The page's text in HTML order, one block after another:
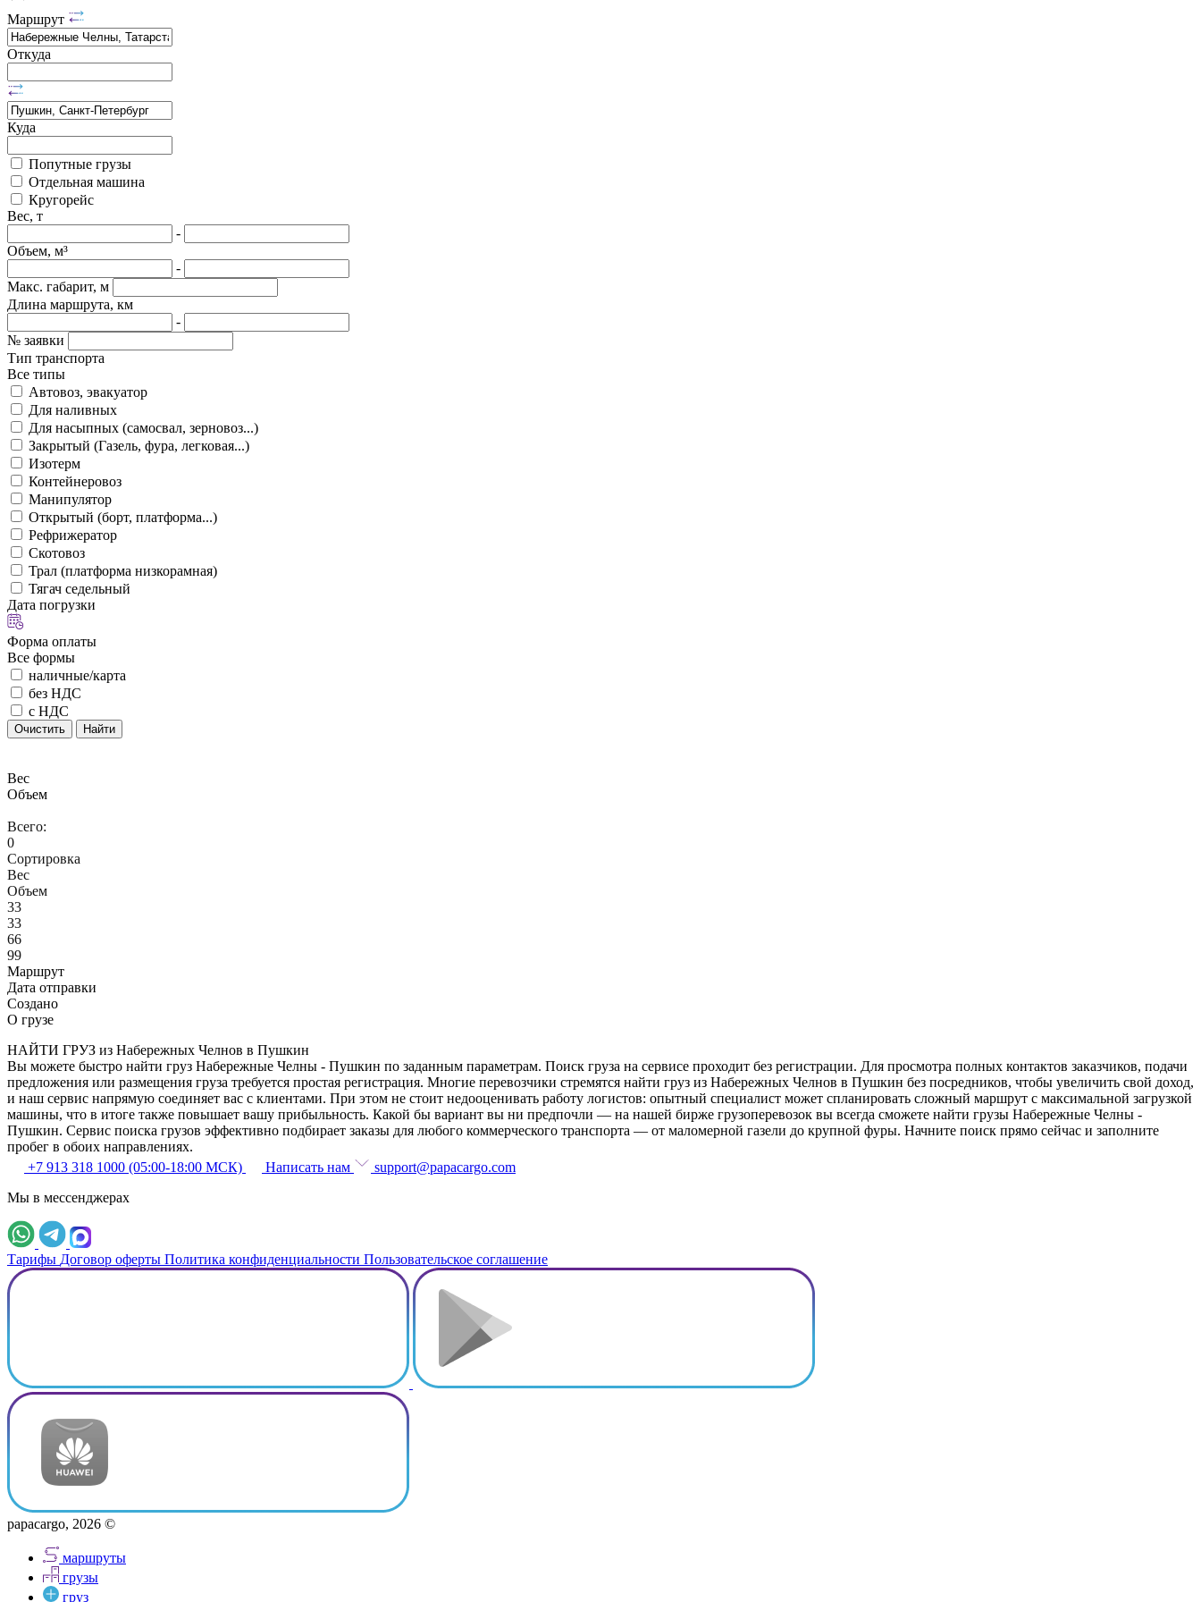
Маршрут
Откуда
Куда
Попутные грузы
Отдельная машина
Кругорейс
Вес, т
-
Объем, м³
-
Макс. габарит, м
Длина маршрута, км
-
№ заявки
Тип транспорта
Все типы
Автовоз, эвакуатор
Для наливных
Для насыпных (самосвал, зерновоз...)
Закрытый (Газель, фура, легковая...)
Изотерм
Контейнеровоз
Манипулятор
Открытый (борт, платформа...)
Рефрижератор
Скотовоз
Трал (платформа низкорамная)
Тягач седельный
Дата погрузки
Форма оплаты
Все формы
наличные/карта
без НДС
с НДС
Очистить Найти
Вес
Объем
Всего:
0
Сортировка
Вес
Объем
33
33
66
99
Маршрут
Дата отправки
Создано
О грузе
НАЙТИ ГРУЗ из Набережных Челнов в Пушкин
Вы можете быстро найти груз Набережные Челны - Пушкин по заданным параметрам. Поиск груза на сервисе проходит без регистрации. Для просмотра полных контактов заказчиков, подачи
предложения или размещения груза требуется простая регистрация. Многие перевозчики стремятся найти груз из Набережных Челнов в Пушкин без посредников, чтобы увеличить свой доход,
и наш сервис напрямую соединяет вас с клиентами. При этом не стоит недооценивать работу логистов: опытный специалист может спланировать сложный маршрут с максимальной загрузкой
машины, что в итоге также повышает вашу прибыльность. Какой бы вариант вы ни предпочли — на нашей бирже грузоперевозок вы всегда сможете найти грузы Набережные Челны -
Пушкин. Сервис поиска грузов эффективно подбирает заказы для любого коммерческого транспорта — от маломерной газели до крупной фуры. Начните поиск прямо сейчас и заполните
пробег в обоих направлениях.
+7 913 318 1000 (05:00-18:00 МСК)
Написать нам
support@papacargo.com
Мы в мессенджерах
Тарифы Договор оферты Политика конфиденциальности Пользовательское соглашение
papacargo, 2026 ©
маршруты
грузы
груз